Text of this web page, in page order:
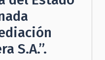
S.A.”.